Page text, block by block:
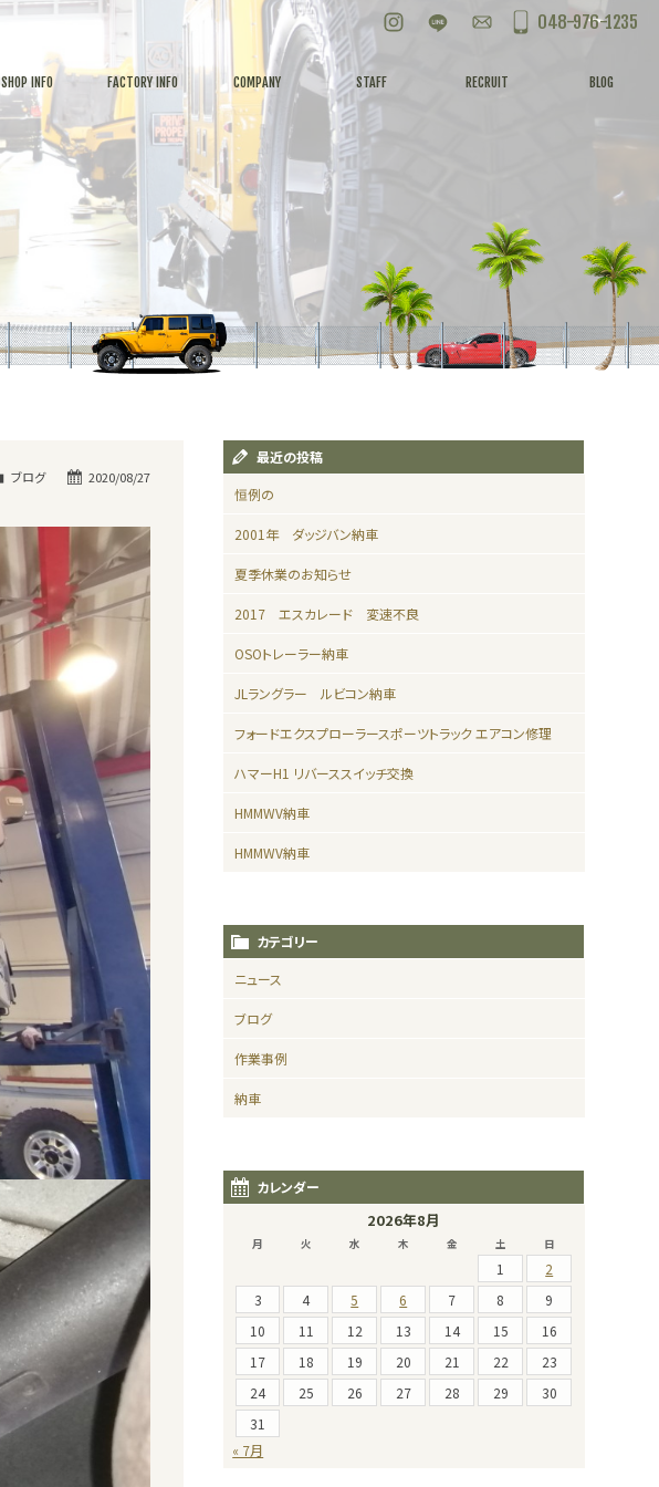
お問い合わせ
048-976-1235
SHOP INFO FACTORY INFO COMPANY STAFF RECRUIT BLOG
2020/08/27
ブログ
最近の投稿
恒例の
2001年 ダッジバン納車
夏季休業のお知らせ
2017 エスカレード 変速不良
OSOトレーラー納車
JLラングラー ルビコン納車
フォードエクスプローラースポーツトラック エアコン修理
ハマーH1 リバーススイッチ交換
HMMWV納車
HMMWV納車
カテゴリー
ニュース
ブログ
作業事例
納車
カレンダー
2026年8月
月 火 水 木 金 土 日
1
2
3
4 5 6 7 8
9
10
11 12 13 14 15
16
17
18 19 20 21 22
23
24
25 26 27 28 29
30
31
« 7月